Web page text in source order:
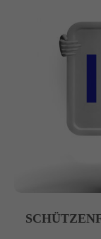
About us
Lorem ipsum
Aenean
ridiculus mus.